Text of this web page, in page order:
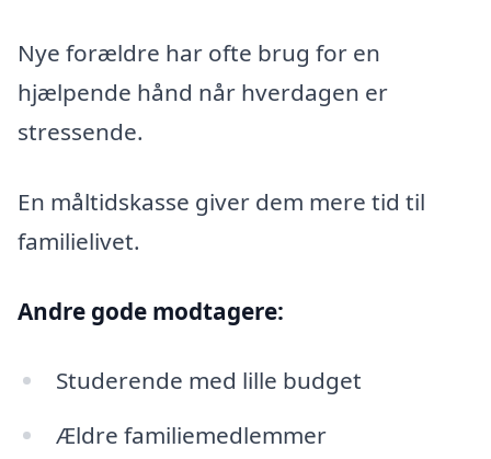
Nye forældre har ofte brug for en
hjælpende hånd når hverdagen er
stressende.
En måltidskasse giver dem mere tid til
familielivet.
Andre gode modtagere:
Studerende med lille budget
Ældre familiemedlemmer